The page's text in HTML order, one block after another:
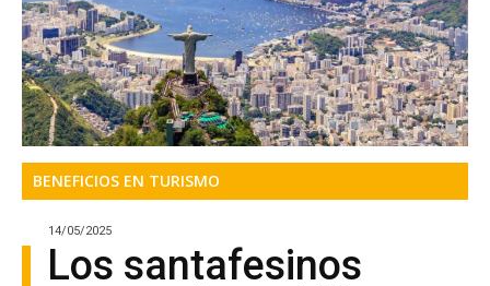
BENEFICIOS EN TURISMO
14/05/2025
Los santafesinos
aprovechan el Hot